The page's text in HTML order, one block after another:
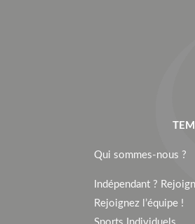
Qui sommes-nous ?
Indépendant ?
Rejoignez l’équipe !